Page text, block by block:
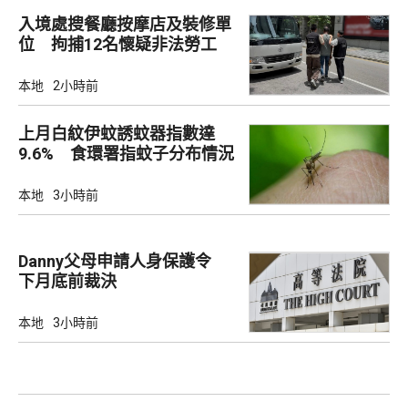
入境處搜餐廳按摩店及裝修單
位 拘捕12名懷疑非法勞工
本地 2小時前
上月白紋伊蚊誘蚊器指數達
9.6% 食環署指蚊子分布情況
本地 3小時前
Danny父母申請人身保護令
下月底前裁決
本地 3小時前